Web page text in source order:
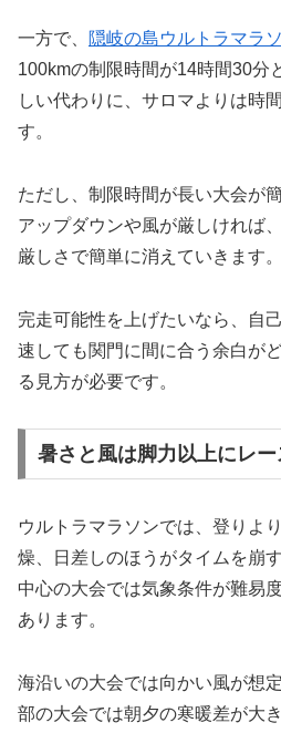
一方で、 隠岐の島ウルトラマラ
100kmの制限時間が14時間30分
しい代わりに、サロマよりは時
す。
ただし、制限時間が長い大会が
アップダウンや風が厳しければ
厳しさで簡単に消えていきます。
完走可能性を上げたいなら、自
速しても関門に間に合う余白が
る見方が必要です。
暑さと風は脚力以上にレ
ウルトラマラソンでは、登りよ
燥、日差しのほうがタイムを崩
中心の大会では気象条件が難易
あります。
海沿いの大会では向かい風が想
部の大会では朝夕の寒暖差が大